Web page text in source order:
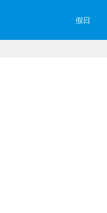
假日